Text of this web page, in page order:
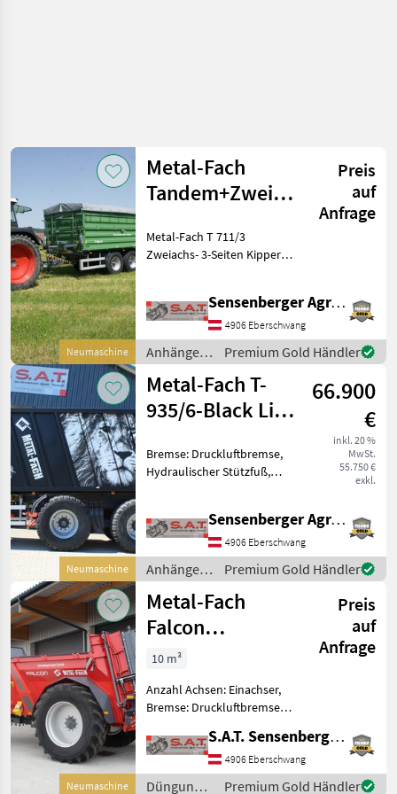
Neumaschine
Metal-Fach
Tandem+Zweiachskipper-
Preis
auf
Anfrage
Metal-Fach T 711/3
Zweiachs- 3-Seiten Kipper +
Gesamtgewicht -40 Km/h
Ausführung -ADR-Achsen
-2-Leiter Haldex Druckl
Sensenberger Agrar-Technik
4906 Eberschwang
Anhänger /
Metal-Fach
Premium Gold Händler
Neumaschine
Metal-Fach T-
935/6-Black Lion
66.900
€
inkl. 20 %
MwSt.
55.750 €
exkl.
Bremse: Druckluftbremse,
Hydraulischer Stützfuß,
Abschiebewagen T-935/6 !!!!
Im Bild neben den
Abschieber steht ein 10 to T
Sensenberger Agrar-Technik
4906 Eberschwang
Anhänger /
Metal-Fach
Premium Gold Händler
Neumaschine
Metal-Fach
Falcon
Dungstreuer N
276-NEU
Preis
auf
Anfrage
10 m³
Anzahl Achsen: Einachser,
Bremse: Druckluftbremse
Vorschub !!!!Sonderpreis
Lagermaschine!!!! Neuer
Metallfach Dungstreuer
S.A.T. Sensenberger Agrar-Technik
4906 Eberschwang
Düngung
Premium Gold Händler